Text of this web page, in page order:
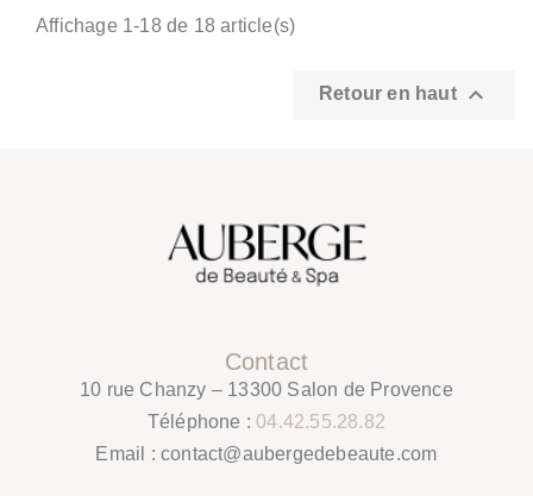
Affichage 1-18 de 18 article(s)
Retour en haut 
Contact
10 rue Chanzy – 13300 Salon de Provence
Téléphone :04.42.55.28.82
Email :contact@aubergedebeaute.com